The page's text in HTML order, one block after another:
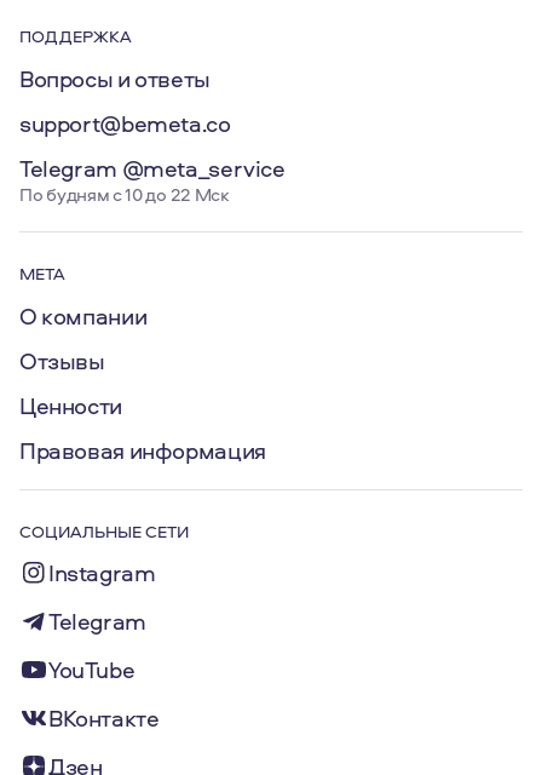
ПОДДЕРЖКА
Вопросы и ответы
support@bemeta.co
Telegram @meta_service
По будням с 10 до 22 Мск
МЕТА
О компании
Отзывы
Ценности
Правовая информация
СОЦИАЛЬНЫЕ СЕТИ
Instagram
Telegram
YouTube
ВКонтакте
Дзен